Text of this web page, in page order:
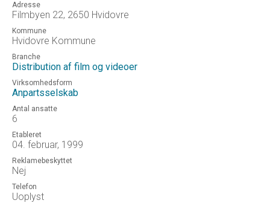
Adresse
Filmbyen 22, 2650 Hvidovre
Kommune
Hvidovre Kommune
Branche
Distribution af film og videoer
Virksomhedsform
Anpartsselskab
Antal ansatte
6
Etableret
04. februar, 1999
Reklamebeskyttet
Nej
Telefon
Uoplyst